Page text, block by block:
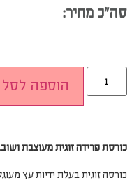
סה”כ מחיר:
הוספה לסל
כורסת פרידה זוגית מעוצבת
כורסה זוגית בעלת ידיות עץ